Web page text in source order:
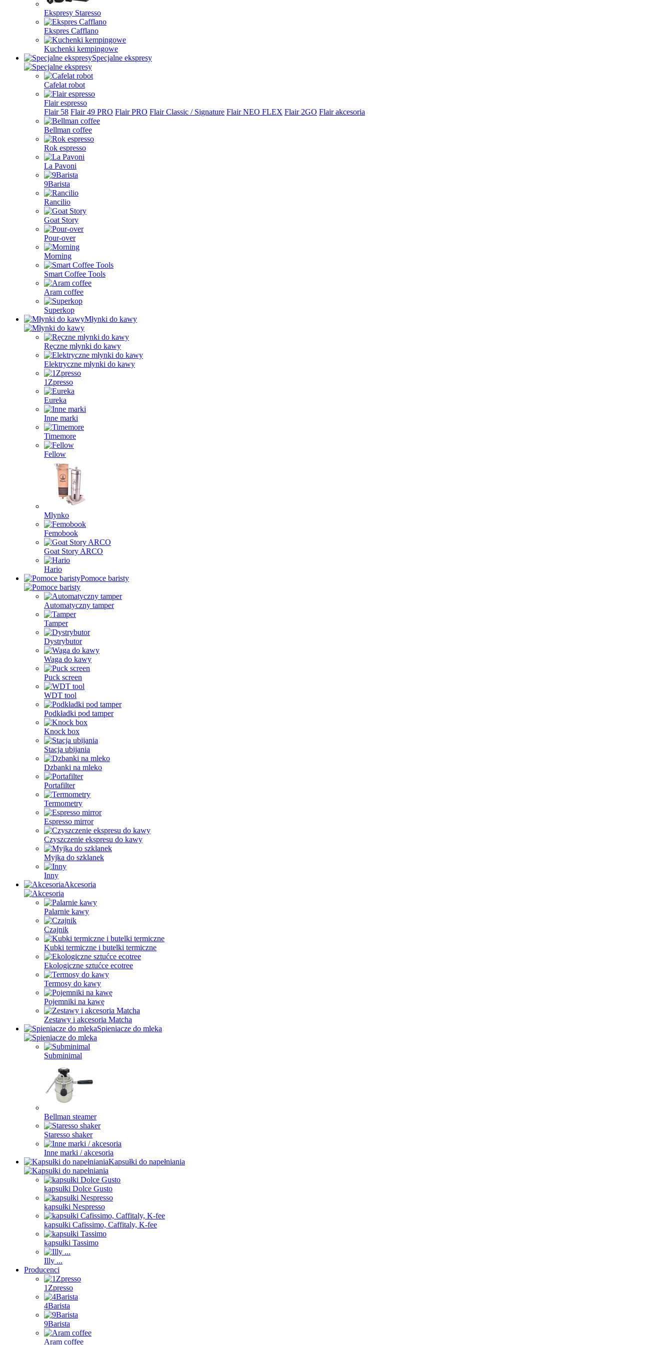
Ekspresy Staresso
Ekspres Cafflano
Kuchenki kempingowe
Specjalne ekspresy
Cafelat robot
Flair espresso
Flair 58 Flair 49 PRO Flair PRO Flair Classic / Signature Flair NEO FLEX Flair 2GO Flair akcesoria
Bellman coffee
Rok espresso
La Pavoni
9Barista
Rancilio
Goat Story
Pour-over
Morning
Smart Coffee Tools
Aram coffee
Superkop
Młynki do kawy
Ręczne młynki do kawy
Elektryczne młynki do kawy
1Zpresso
Eureka
Inne marki
Timemore
Fellow
Mlynko
Femobook
Goat Story ARCO
Hario
Pomoce baristy
Automatyczny tamper
Tamper
Dystrybutor
Waga do kawy
Puck screen
WDT tool
Podkładki pod tamper
Knock box
Stacja ubijania
Dzbanki na mleko
Portafilter
Termometry
Espresso mirror
Czyszczenie ekspresu do kawy
Myjka do szklanek
Inny
Akcesoria
Palarnie kawy
Czajnik
Kubki termiczne i butelki termiczne
Ekologiczne sztućce ecotree
Termosy do kawy
Pojemniki na kawę
Zestawy i akcesoria Matcha
Spieniacze do mleka
Subminimal
Bellman steamer
Staresso shaker
Inne marki / akcesoria
Kapsułki do napełniania
kapsułki Dolce Gusto
kapsułki Nespresso
kapsułki Cafissimo, Caffitaly, K-fee
kapsułki Tassimo
Illy ...
Producenci
1Zpresso
4Barista
9Barista
Aram coffee